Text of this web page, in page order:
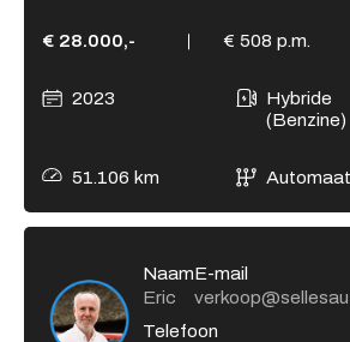
13:15 - 17:00
Za
€ 28.000,- € 508 p.m.
2023
Hybride
(Benzine)
51.106 km Automaat
Naam
Eric
E-mail
Telefoon